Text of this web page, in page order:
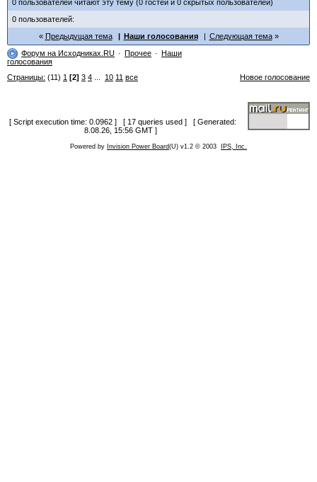
0 пользователей читают эту тему (0 гостей и 0 скрытых пользователей)
0 пользователей:
Предыдущая тема
Наши голосования
Следующая тема
Форум на Исходниках.RU
Прочее
Наши
голосования
Страницы: (11) 1 [2] 3 4 10 11 все Новое голосование
[ Script execution time: 0.0962 ] [ 17 queries used ] [ Generated:
8.08.26, 15:56 GMT ]
Powered by Invision Power Board(U) v1.2 © 2003 IPS, Inc.